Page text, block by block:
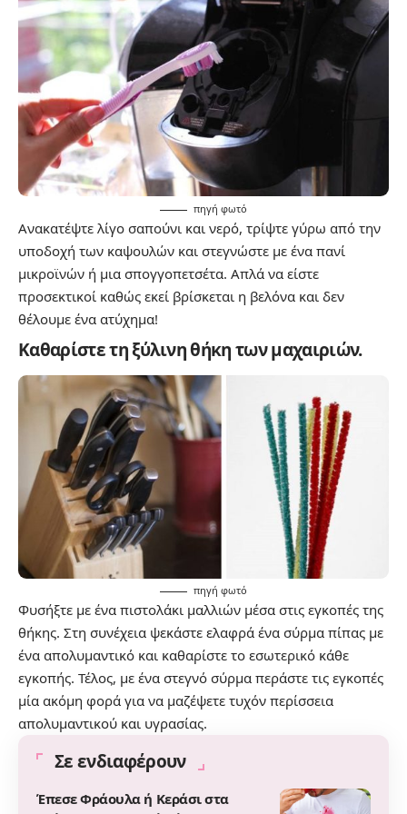
πηγή φωτό
Ανακατέψτε λίγο σαπούνι και νερό, τρίψτε γύρω από την
υποδοχή των καψουλών και στεγνώστε με ένα πανί
μικροϊνών ή μια σπογγοπετσέτα. Απλά να είστε
προσεκτικοί καθώς εκεί βρίσκεται η βελόνα και δεν
θέλουμε ένα ατύχημα!
Καθαρίστε τη ξύλινη θήκη των μαχαιριών.
πηγή φωτό
Φυσήξτε με ένα πιστολάκι μαλλιών μέσα στις εγκοπές της
θήκης. Στη συνέχεια ψεκάστε ελαφρά ένα σύρμα πίπας με
ένα απολυμαντικό και καθαρίστε το εσωτερικό κάθε
εγκοπής. Τέλος, με ένα στεγνό σύρμα περάστε τις εγκοπές
μία ακόμη φορά για να μαζέψετε τυχόν περίσσεια
απολυμαντικού και υγρασίας.
Σε ενδιαφέρουν
Έπεσε Φράουλα ή Κεράσι στα